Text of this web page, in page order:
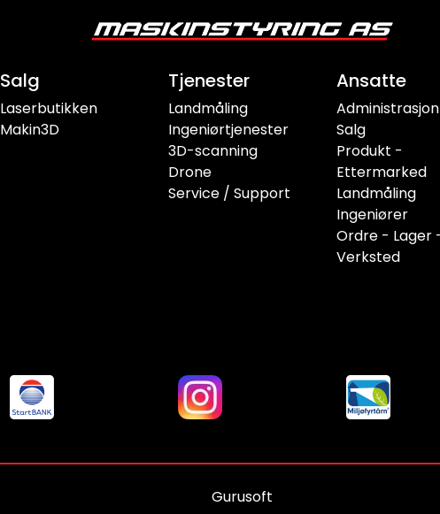
Salg
Laserbutikken
Makin3D
Tjenester
Landmåling
Ingeniørtjenester
3D-scanning
Drone
Service / Support
Ansatte
Administrasjon
Salg
Produkt -
Ettermarked
Landmåling
Ingeniører
Ordre - Lager
Verksted
Gurusoft